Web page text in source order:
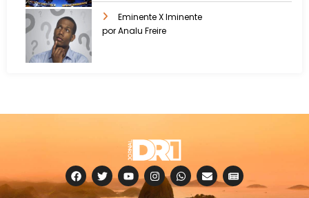
Eminente X Iminente
por Analu Freire